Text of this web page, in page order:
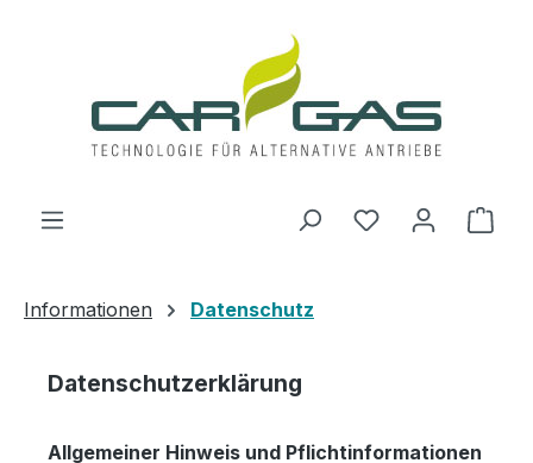
Du hast 0
Informationen Datenschutz
Datenschutzerklärung
Allgemeiner Hinweis und Pflichtinformationen